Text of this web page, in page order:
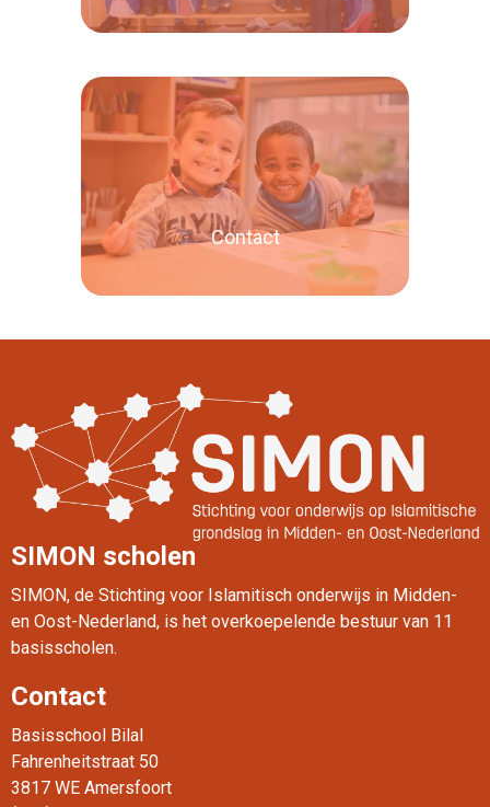
Lees verder
Contact
Lees verder
SIMON scholen
SIMON, de Stichting voor Islamitisch onderwijs in Midden-
en Oost-Nederland, is het overkoepelende bestuur van 11
basisscholen.
Contact
Basisschool Bilal
Fahrenheitstraat 50
3817 WE Amersfoort